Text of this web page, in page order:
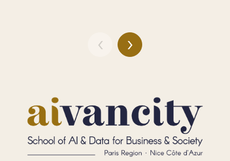
‹ ›